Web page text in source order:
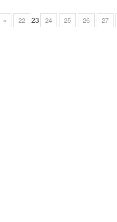
« 22 23 24 25 26 27